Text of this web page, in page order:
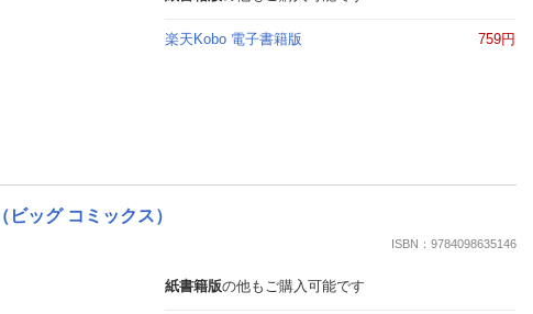
楽天Kobo 電子書籍版 759円
ッグ コミックス）
ISBN：9784098635146
紙書籍版の他もご購入可能です